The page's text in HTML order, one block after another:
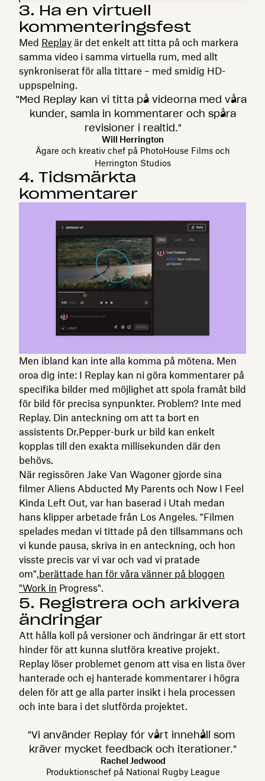
3. Ha en virtuell
kommenteringsfest
Med Replay är det enkelt att titta på och markera
samma video i samma virtuella rum, med allt
synkroniserat för alla tittare – med smidig HD-
uppspelning.
"Med Replay kan vi titta på videorna med våra
kunder, samla in kommentarer och spåra
revisioner i realtid."
Will Herrington
Ägare och kreativ chef på PhotoHouse Films och
Herrington Studios
4. Tidsmärkta
kommentarer
Men ibland kan inte alla komma på mötena. Men
oroa dig inte: I Replay kan ni göra kommentarer på
specifika bilder med möjlighet att spola framåt bild
för bild för precisa synpunkter. Problem? Inte med
Replay. Din anteckning om att ta bort en
assistents Dr.Pepper-burk ur bild kan enkelt
kopplas till den exakta millisekunden där den
behövs.
När regissören Jake Van Wagoner gjorde sina
filmer Aliens Abducted My Parents och Now I Feel
Kinda Left Out, var han baserad i Utah medan
hans klipper arbetade från Los Angeles. "Filmen
spelades medan vi tittade på den tillsammans och
vi kunde pausa, skriva in en anteckning, och hon
visste precis var vi var och vad vi pratade
om",berättade han för våra vänner på bloggen
"Work in Progress".
5. Registrera och arkivera
ändringar
Att hålla koll på versioner och ändringar är ett stort
hinder för att kunna slutföra kreative projekt.
Replay löser problemet genom att visa en lista över
hanterade och ej hanterade kommentarer i högra
delen för att ge alla parter insikt i hela processen
och inte bara i det slutförda projektet.
"Vi använder Replay för vårt innehåll som
kräver mycket feedback och iterationer."
Rachel Jedwood
Produktionschef på National Rugby League